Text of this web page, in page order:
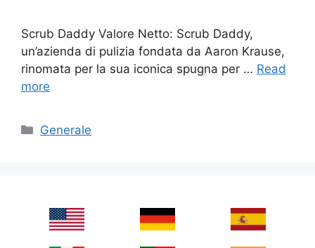
Scrub Daddy Valore Netto: Scrub Daddy,
un’azienda di pulizia fondata da Aaron Krause,
rinomata per la sua iconica spugna per … Read
more
Categories
Generale